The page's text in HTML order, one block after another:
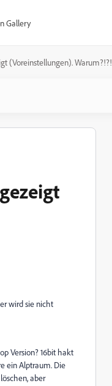
Gallery
(Voreinstellungen). Warum?!?!
wird sie nicht
Version? 16bit hakt
ein Alptraum. Die
aber